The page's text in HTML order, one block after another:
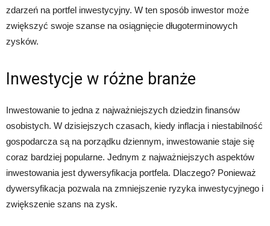
zdarzeń na portfel inwestycyjny. W ten sposób inwestor może
zwiększyć swoje szanse na osiągnięcie długoterminowych
zysków.
Inwestycje w różne branże
Inwestowanie to jedna z najważniejszych dziedzin finansów
osobistych. W dzisiejszych czasach, kiedy inflacja i niestabilność
gospodarcza są na porządku dziennym, inwestowanie staje się
coraz bardziej popularne. Jednym z najważniejszych aspektów
inwestowania jest dywersyfikacja portfela. Dlaczego? Ponieważ
dywersyfikacja pozwala na zmniejszenie ryzyka inwestycyjnego i
zwiększenie szans na zysk.